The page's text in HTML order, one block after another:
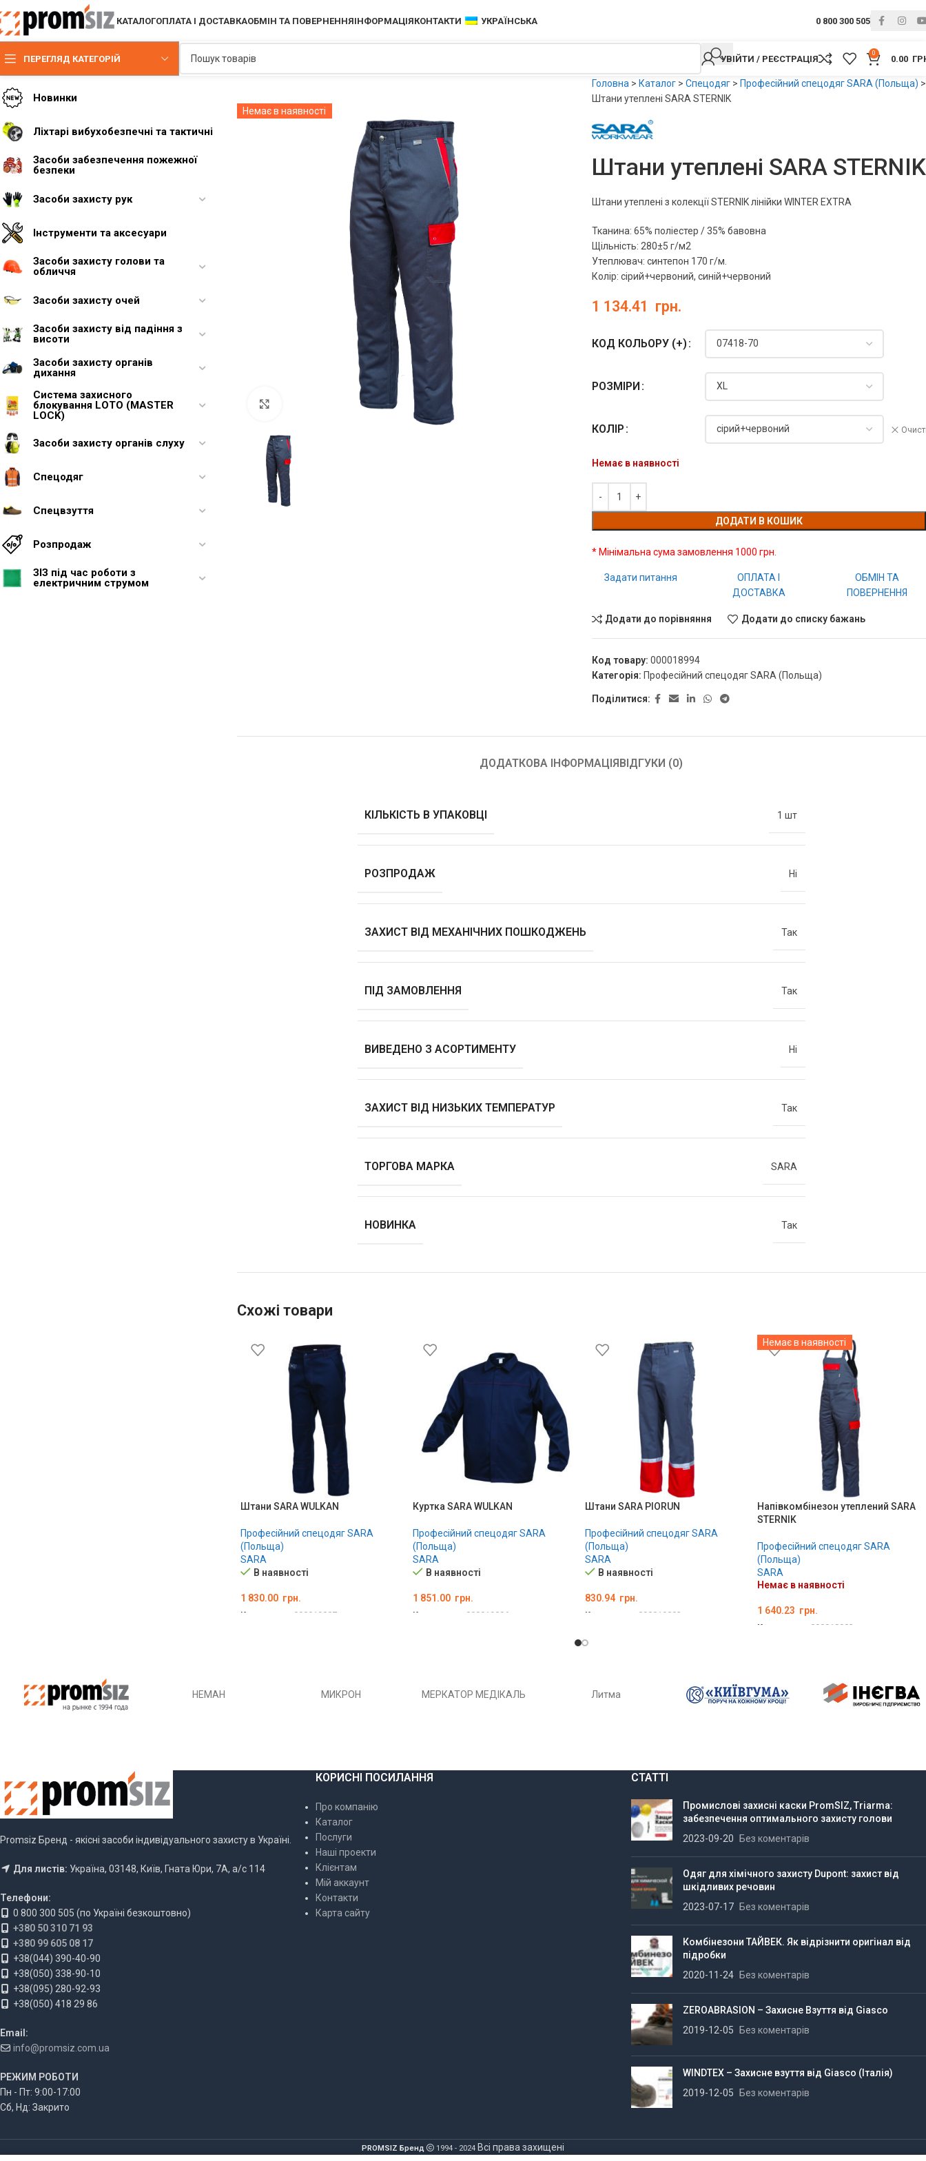
КАТАЛОГОПЛАТА І ДОСТАВКАОБМІН ТА ПОВЕРНЕННЯІНФОРМАЦІЯКОНТАКТИ УКРАЇНСЬКА 0 800 300 505
ПЕРЕГЛЯД КАТЕГОРІЙ УВІЙТИ / РЕЄСТРАЦІЯ
0
0.00
Новинки
Ліхтарі вибухобезпечні та тактичні
Засоби забезпечення пожежної
безпеки
Засоби захисту рук
Інструменти та аксесуари
Засоби захисту голови та
обличчя
Засоби захисту очей
Засоби захисту від падіння з
висоти
Засоби захисту органів
дихання
Система захисного
блокування LOTO (MASTER
LOCK)
Засоби захисту органів слуху
Спецодяг
Спецвзуття
Розпродаж
ЗІЗ під час роботи з
електричним струмом
Головна > Каталог> Спецодяг> Професійний спецодяг SARA (Польща) >
Штани утеплені SARA STERNIK
Штани утеплені SARA STERNIK
Штани утеплені з колекції STERNIK лінійки WINTER EXTRA
Тканина: 65% поліестер / 35% бавовна
Щільність: 280±5 г/м2
Утеплювач: синтепон 170 г/м.
Колір: сірий+червоний, синій+червоний
1 134.41 грн.
КОД КОЛЬОРУ (+)
РОЗМІРИ
КОЛІР
Немає в наявності
ДОДАТИ В КОШИК
* Мінімальна сума замовлення 1000 грн.
Задати питання
ОПЛАТА І
ДОСТАВКА
ОБМІН ТА
ПОВЕРНЕННЯ
Додати до порівняння Додати до списку бажань
Код товару: 000018994
Категорія: Професійний спецодяг SARA (Польща)
Поділитися:
ДОДАТКОВА ІНФОРМАЦІЯВІДГУКИ (0)
КІЛЬКІСТЬ В УПАКОВЦІ 1 шт
РОЗПРОДАЖ Ні
ЗАХИСТ ВІД МЕХАНІЧНИХ ПОШКОДЖЕНЬ Так
ПІД ЗАМОВЛЕННЯ Так
ВИВЕДЕНО З АСОРТИМЕНТУ Ні
ЗАХИСТ ВІД НИЗЬКИХ ТЕМПЕРАТУР Так
ТОРГОВА МАРКА SARA
НОВИНКА Так
Схожі товари
Штани SARA WULKAN
Професійний спецодяг SARA
(Польща)
SARA
В наявності
1 830.00 грн.
Код товару: 000019007
Куртка SARA WULKAN
Професійний спецодяг SARA
(Польща)
SARA
В наявності
1 851.00 грн.
Код товару: 000019006
Штани SARA PIORUN
Професійний спецодяг SARA
(Польща)
SARA
В наявності
830.94 грн.
Код товару: 000019003
Немає в наявності
Напівкомбінезон утеплений SARA
STERNIK
Професійний спецодяг SARA
(Польща)
SARA
Немає в наявності
1 640.23 грн.
Код товару: 000018993
МИКРОН МЕРКАТОР МЕДІКАЛЬ
Promsiz Бренд - якісні засоби індивідуального захисту в Україні.
Для листів: Україна, 03148, Київ, Гната Юри, 7А, а/с 114
Телефони:
0 800 300 505 (по Україні безкоштовно)
+380 50 310 71 93
+380 99 605 08 17
+38(044) 390-40-90
+38(050) 338-90-10
+38(095) 280-92-93
+38(050) 418 29 86
Email:
info@promsiz.com.ua
РЕЖИМ РОБОТИ
Пн - Пт: 9:00-17:00
Сб, Нд: Закрито
КОРИСНІ ПОСИЛАННЯ
Про компанію
Каталог
Послуги
Наші проекти
Клієнтам
Мій аккаунт
Контакти
Карта сайту
СТАТТІ
Промислові захисні каски PromSIZ, Triarma:
забезпечення оптимального захисту голови
2023-09-20
Без коментарів
Одяг для хімічного захисту Dupont: захист від
шкідливих речовин
2023-07-17
Без коментарів
Комбінезони ТАЙВЕК. Як відрізнити оригінал від
підробки
2020-11-24
Без коментарів
ZEROABRASION – Захисне Взуття від Giasco
2019-12-05
Без коментарів
WINDTEX – Захисне взуття від Giasco (Італія)
2019-12-05
Без коментарів
PROMSIZ Бренд 1994 - 2024 Всі права захищені